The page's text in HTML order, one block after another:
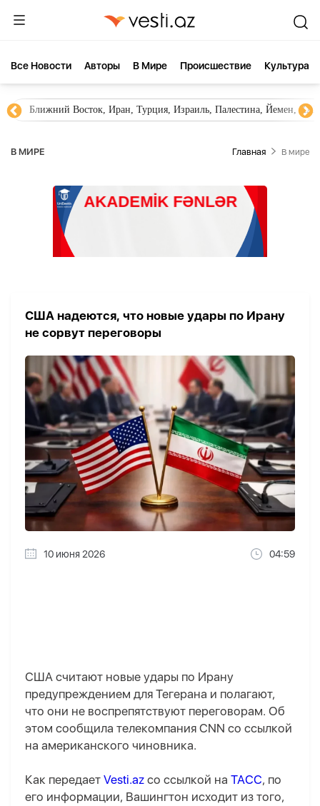
Все Новости Aвторы В Мире Происшествие Культура
Ближний Восток, Иран, Турция, Израиль, Палестина, Йемен,
В МИРЕ Главная В мире
США надеются, что новые удары по Ирану
не сорвут переговоры
10 июня 2026 04:59
США считают новые удары по Ирану
предупреждением для Тегерана и полагают,
что они не воспрепятствуют переговорам. Об
этом сообщила телекомпания CNN со ссылкой
на американского чиновника.
Как передает Vesti.az со ссылкой на ТАСС, по
его информации, Вашингтон исходит из того,